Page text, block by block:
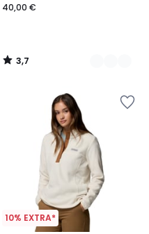
40,00 €
3,7
/
10% EXTRA*